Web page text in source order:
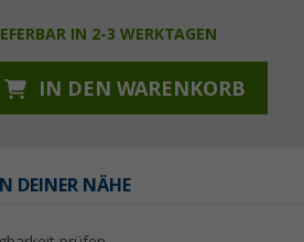
IN 2-3 WERKTAGEN
IN DEN WARENKORB
DEINER NÄHE